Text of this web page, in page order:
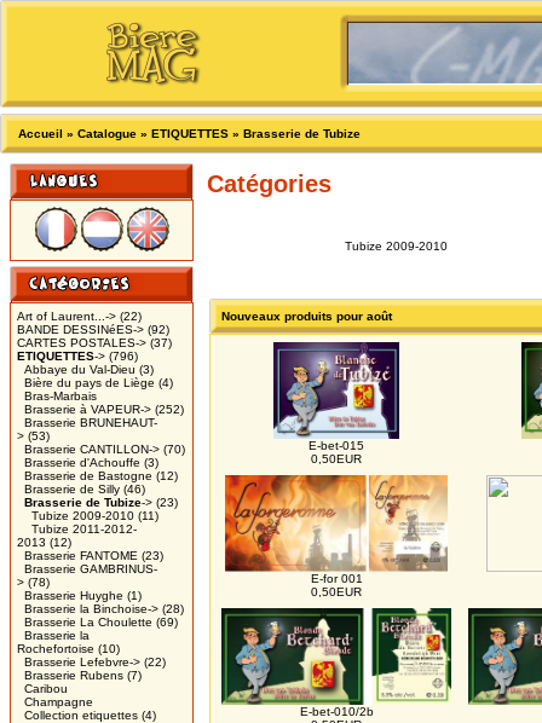
Accueil » Catalogue » ETIQUETTES » Brasserie de Tubize
Art of Laurent...-> (22)
BANDE DESSINéES-> (92)
CARTES POSTALES-> (37)
ETIQUETTES-> (796)
Abbaye du Val-Dieu (3)
Bière du pays de Liège (4)
Bras-Marbais
Brasserie à VAPEUR-> (252)
Brasserie BRUNEHAUT-
> (53)
Brasserie CANTILLON-> (70)
Brasserie d'Achouffe (3)
Brasserie de Bastogne (12)
Brasserie de Silly (46)
Brasserie de Tubize-> (23)
Tubize 2009-2010 (11)
Tubize 2011-2012-
2013 (12)
Brasserie FANTOME (23)
Brasserie GAMBRINUS-
> (78)
Brasserie Huyghe (1)
Brasserie la Binchoise-> (28)
Brasserie La Choulette (69)
Brasserie la
Rochefortoise (10)
Brasserie Lefebvre-> (22)
Brasserie Rubens (7)
Caribou
Champagne
Collection etiquettes (4)
Catégories
Tubize 2009-2010
Nouveaux produits pour août
E-bet-015
0,50EUR
E-for 001
0,50EUR
E-bet-010/2b